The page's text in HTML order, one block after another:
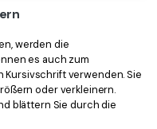
werden die
es auch zum
verwenden. Sie
oder verkleinern.
blättern Sie durch die